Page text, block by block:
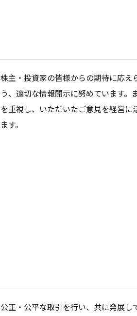
株主・投資家の皆様からの期待に応え
う、適切な情報開示に努めています。
を重視し、いただいたご意見を経営に
ます。
公正・公平な取引を行い、共に発展し